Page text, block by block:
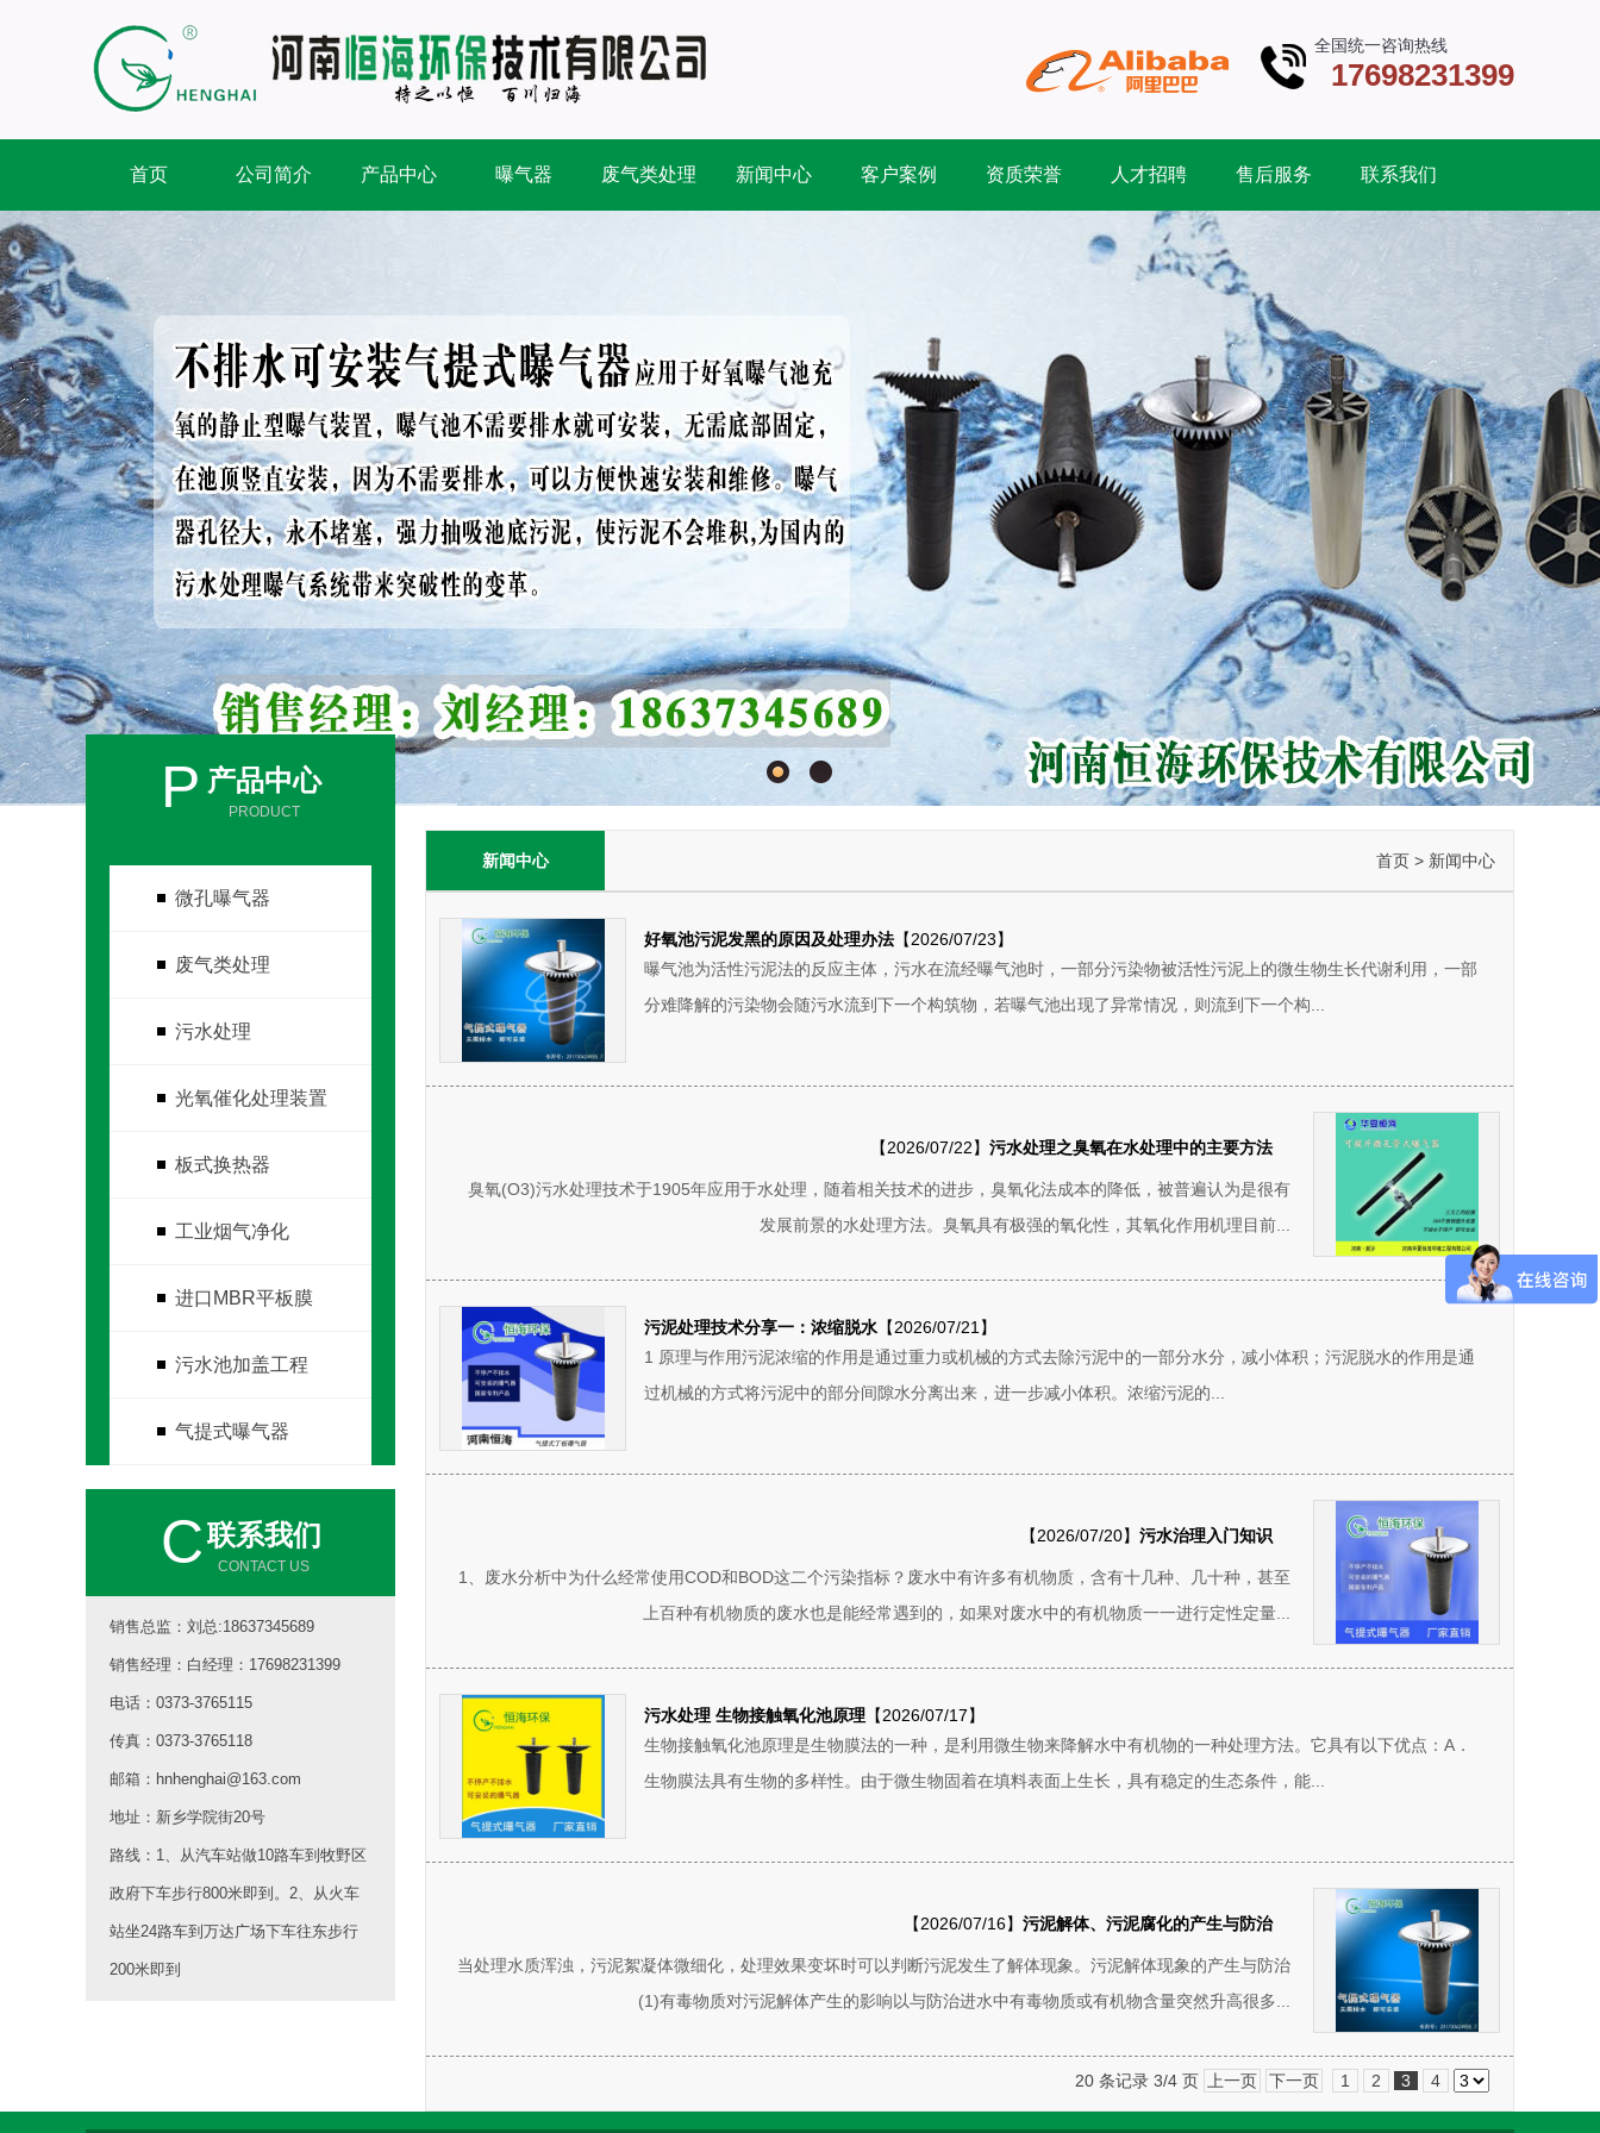
全国统一咨询热线
17698231399
首页 公司简介 产品中心 曝气器 废气类处理 新闻中心 客户案例 资质荣誉 人才招聘 售后服务 联系我们
P 产品中心
PRODUCT
微孔曝气器
废气类处理
污水处理
光氧催化处理装置
板式换热器
工业烟气净化
进口MBR平板膜
污水池加盖工程
气提式曝气器
C联系我们
CONTACT US
销售总监：刘总:18637345689
销售经理：白经理：17698231399
电话：0373-3765115
传真：0373-3765118
邮箱：hnhenghai@163.com
地址：新乡学院街20号
路线：1、从汽车站做10路车到牧野区
政府下车步行800米即到。2、从火车
站坐24路车到万达广场下车往东步行
200米即到
新闻中心 首页 > 新闻中心
好氧池污泥发黑的原因及处理办法 【2026/07/23】
曝气池为活性污泥法的反应主体，污水在流经曝气池时，一部分污染物被活性污泥上的微生物生长代谢利用，一部
分难降解的污染物会随污水流到下一个构筑物，若曝气池出现了异常情况，则流到下一个构...
污水处理之臭氧在水处理中的主要方法
【2026/07/22】
臭氧(O3)污水处理技术于1905年应用于水处理，随着相关技术的进步，臭氧化法成本的降低，被普遍认为是很有
发展前景的水处理方法。臭氧具有极强的氧化性，其氧化作用机理目前...
污泥处理技术分享一：浓缩脱水 【2026/07/21】
1 原理与作用污泥浓缩的作用是通过重力或机械的方式去除污泥中的一部分水分，减小体积；污泥脱水的作用是通
过机械的方式将污泥中的部分间隙水分离出来，进一步减小体积。浓缩污泥的...
污水治理入门知识
【2026/07/20】
1、废水分析中为什么经常使用COD和BOD这二个污染指标？废水中有许多有机物质，含有十几种、几十种，甚至
上百种有机物质的废水也是能经常遇到的，如果对废水中的有机物质一一进行定性定量...
污水处理 生物接触氧化池原理 【2026/07/17】
生物接触氧化池原理是生物膜法的一种，是利用微生物来降解水中有机物的一种处理方法。它具有以下优点：A．
生物膜法具有生物的多样性。由于微生物固着在填料表面上生长，具有稳定的生态条件，能...
污泥解体、污泥腐化的产生与防治
【2026/07/16】
当处理水质浑浊，污泥絮凝体微细化，处理效果变坏时可以判断污泥发生了解体现象。污泥解体现象的产生与防治
(1)有毒物质对污泥解体产生的影响以与防治进水中有毒物质或有机物含量突然升高很多...
20 条记录 3/4 页 上一页 下一页 1 2 3 4